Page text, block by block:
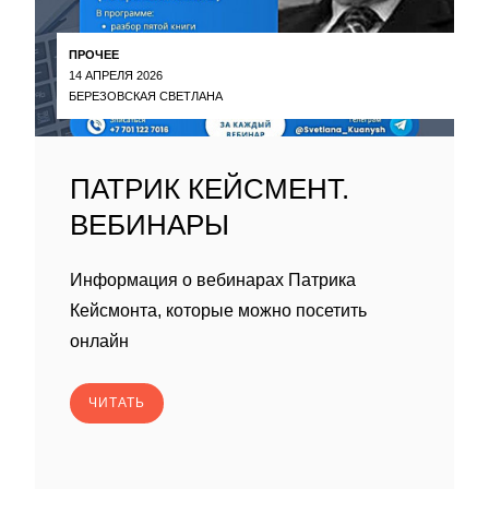
ПРОЧЕЕ
14 АПРЕЛЯ 2026
БЕРЕЗОВСКАЯ СВЕТЛАНА
ПАТРИК КЕЙСМЕНТ.
ВЕБИНАРЫ
Информация о вебинарах Патрика
Кейсмонта, которые можно посетить
онлайн
ЧИТАТЬ